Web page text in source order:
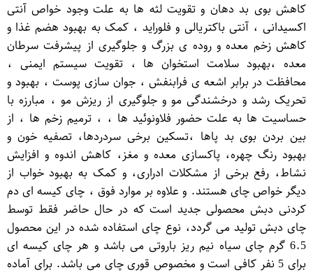
کاهش بوی بد دهان و تقویت لثه ها به علت وجود خواص آنتی
اکسیدانی ، آنتی باکتریالی و فلوراید ، کمک به بهبود هضم غذا و
کاهش زخم معده و روده ی بزرگ و جلوگیری از پیشرفت سرطان
معده ،بهبود سلامت استخوان ها ، تقویت سیستم ایمنی ،
محافظت در برابر اشعه ی فرابنفش ، جوان سازی پوست ، بهبود و
تحریک رشد و درخشندگی مو و جلوگیری از ریزش مو ، مبارزه با
حساسیت ها به علت حضور فلاونوئید ها ، ، ترمیم زخم ها ، از
بین بردن بوی بد پاها ،تسکین برخی سردردها، تصفیه خون و
بهبود رنگ چهره، پاکسازی معده و مغز، کاهش اندوه و افزایش
نشاط، رفع برخی از مشکلات ادراری، و کمک به بهبود خواب از
دیگر خواص چای هستند. و علاوه بر موارد فوق ، چای کیسه ای دم
کردنی دبش محصولی جدید است که در حال حاضر فقط توسط
چای دبش تولید می گردد، نوع چای استفاده شده در این محصول
6.5 گرم چای سیاه نیم ریز باروتی می باشد و هر چای کیسه ای
برای 5 نفر کافی است و مخصوص قوری چای می باشد. برای آماده